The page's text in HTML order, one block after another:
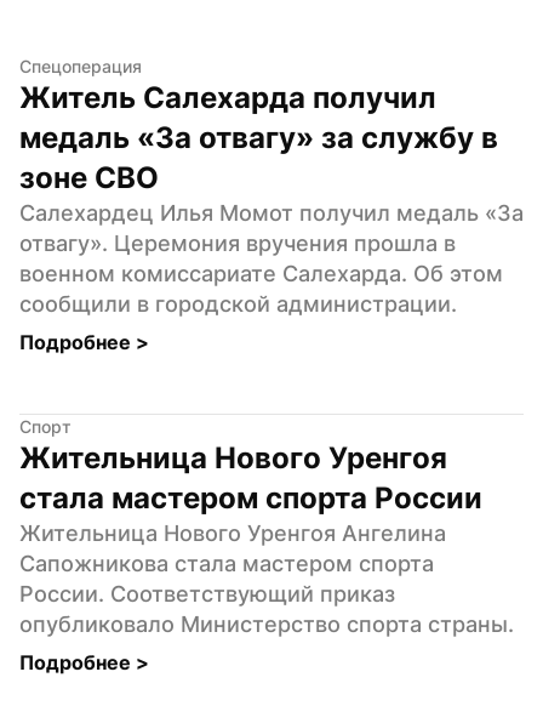
Спецоперация
Житель Салехарда получил
медаль «За отвагу» за службу в
зоне СВО
Салехардец Илья Момот получил медаль «За
отвагу». Церемония вручения прошла в
военном комиссариате Салехарда. Об этом
сообщили в городской администрации.
Подробнее >
Спорт
Жительница Нового Уренгоя
стала мастером спорта России
Жительница Нового Уренгоя Ангелина
Сапожникова стала мастером спорта
России. Соответствующий приказ
опубликовало Министерство спорта страны.
Подробнее >